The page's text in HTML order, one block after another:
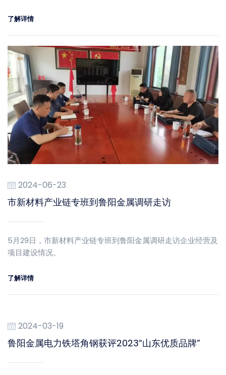
了解详情
2024-06-23
市新材料产业链专班到鲁阳金属调研走访
5月29日，市新材料产业链专班到鲁阳金属调研走访企业经营及
项目建设情况。
了解详情
2024-03-19
鲁阳金属电力铁塔角钢获评2023“山东优质品牌”